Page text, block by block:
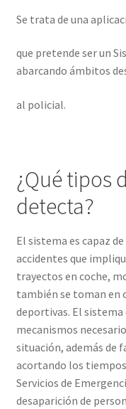
Se trata de una
que pretende ser un
abarcando ámbitos
al policial.
¿Qué tipos
detecta?
El sistema es capaz
accidentes que
trayectos en coche,
también se toman en
deportivas. El sistema
mecanismos
situación, además de
acortando los
Servicios de
desaparición de